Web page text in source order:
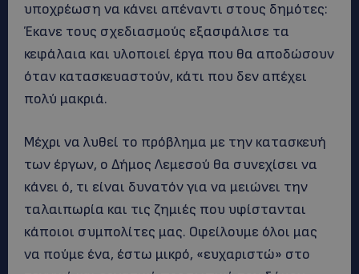
υποχρέωση να κάνει απέναντι στους δημότες:
Έκανε τους σχεδιασμούς εξασφάλισε τα
κεφάλαια και υλοποιεί έργα που θα αποδώσουν
όταν κατασκευαστούν, κάτι που δεν απέχει
πολύ μακριά.
Μέχρι να λυθεί το πρόβλημα με την κατασκευή
των έργων, ο Δήμος Λεμεσού θα συνεχίσει να
κάνει ό, τι είναι δυνατόν για να μειώνει την
ταλαιπωρία και τις ζημιές που υφίστανται
κάποιοι συμπολίτες μας. Οφείλουμε όλοι μας
να πούμε ένα, έστω μικρό, «ευχαριστώ» στο